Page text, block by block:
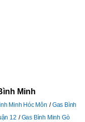
Minh
Minh Hóc Môn
Gas Bình
12
Gas Bình Minh Gò